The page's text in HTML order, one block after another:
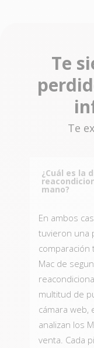
Te
Te
¿Cuál es la
mano?
En ambos
tuvieron una
comparación
Mac de
multitud de
cámara web,
analizan los
venta. Cada